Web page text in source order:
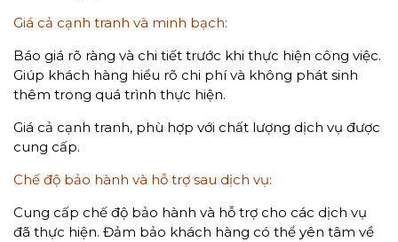
Giá cả cạnh tranh và minh bạch:
Báo giá rõ ràng và chi tiết trước khi thực hiện công việc.
Giúp khách hàng hiểu rõ chi phí và không phát sinh
thêm trong quá trình thực hiện.
Giá cả cạnh tranh, phù hợp với chất lượng dịch vụ được
cung cấp.
Chế độ bảo hành và hỗ trợ sau dịch vụ:
Cung cấp chế độ bảo hành và hỗ trợ cho các dịch vụ
đã thực hiện. Đảm bảo khách hàng có thể yên tâm về